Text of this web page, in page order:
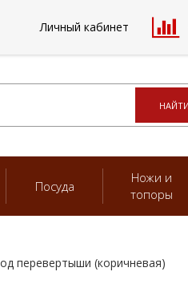
Посуда
Ножи и
топоры
перевертыши (коричневая)
Личный кабинет